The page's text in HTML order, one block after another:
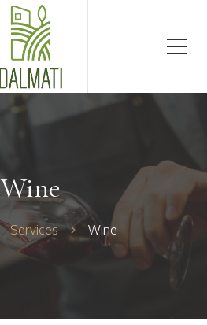
Wine
Services Wine